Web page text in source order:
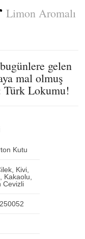
Limon Aromalı
gelen
mal olmuş
Türk Lokumu!
Kutu
Kivi,
Kakaolu,
Cevizli